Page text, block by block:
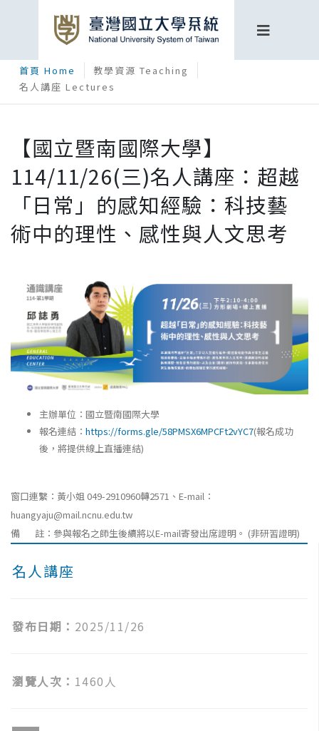
首頁 Home
教學資源 Teaching
名人講座 Lectures
名人講座
發布日期： 2025/11/26
瀏覽人次： 1460人
【國立暨南國際大學】
114/11/26(三)名人講座：超越
「日常」的感知經驗：科技藝
術中的理性、感性與人文思考
主辦單位：國立暨南國際大學
報名連結： https://forms.gle/58PMSX6MPCFt2vYC7(報名成功
後，將提供線上直播連結)
窗口連繫：黃小姐 049-2910960轉2571、E-mail：
huangyaju@mail.ncnu.edu.tw
備 註：參與報名之師生後續將以E-mail寄發出席證明。 (非研習證明)